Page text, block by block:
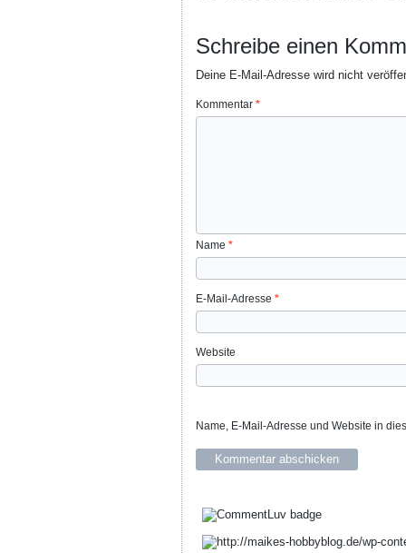
Schreibe einen
Deine E-Mail-Adresse wird nicht
Kommentar *
Name *
E-Mail-Adresse *
Website
Name, E-Mail-Adresse und Website in